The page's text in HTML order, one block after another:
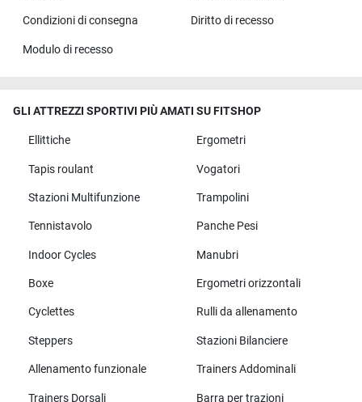
Condizioni di consegna Diritto di recesso
Modulo di recesso
GLI ATTREZZI SPORTIVI PIÙ AMATI SU FITSHOP
Ellittiche Ergometri
Tapis roulant Vogatori
Stazioni Multifunzione Trampolini
Tennistavolo Panche Pesi
Indoor Cycles Manubri
Boxe Ergometri orizzontali
Cyclettes Rulli da allenamento
Steppers Stazioni Bilanciere
Allenamento funzionale Trainers Addominali
Trainers Dorsali Barra per trazioni